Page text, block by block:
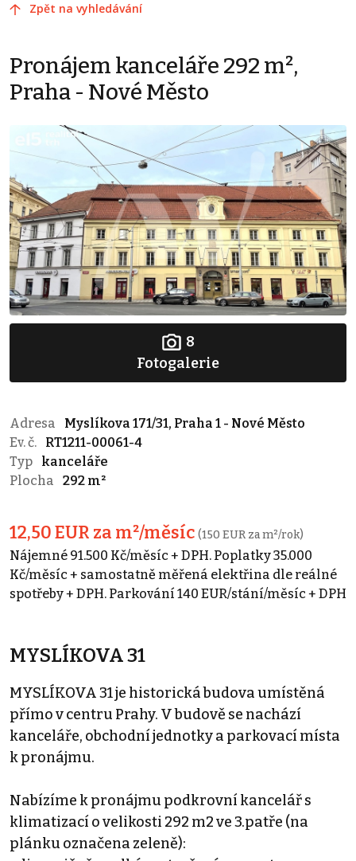
Zpět na vyhledávání
Pronájem kanceláře 292 m²,
Praha - Nové Město
8
Fotogalerie
Adresa
Myslíkova 171/31, Praha 1 - Nové Město
Ev. č.
RT1211-00061-4
Typ
kanceláře
Plocha
292 m²
12,50 EUR za m²/měsíc (150 EUR za m²/rok)
Nájemné 91.500 Kč/měsíc + DPH. Poplatky 35.000
Kč/měsíc + samostatně měřená elektřina dle reálné
spotřeby + DPH. Parkování 140 EUR/stání/měsíc + DPH
MYSLÍKOVA 31
MYSLÍKOVA 31 je historická budova umístěná
přímo v centru Prahy. V budově se nachází
kanceláře, obchodní jednotky a parkovací místa
k pronájmu.
Nabízíme k pronájmu podkrovní kancelář s
klimatizací o velikosti 292 m2 ve 3.patře (na
plánku označena zeleně):